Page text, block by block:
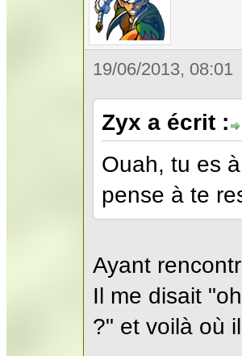
19/06/2013, 08:01
Zyx a écrit :
Ouah, tu es
pense à te
Ayant
Il me disait
?" et voilà où